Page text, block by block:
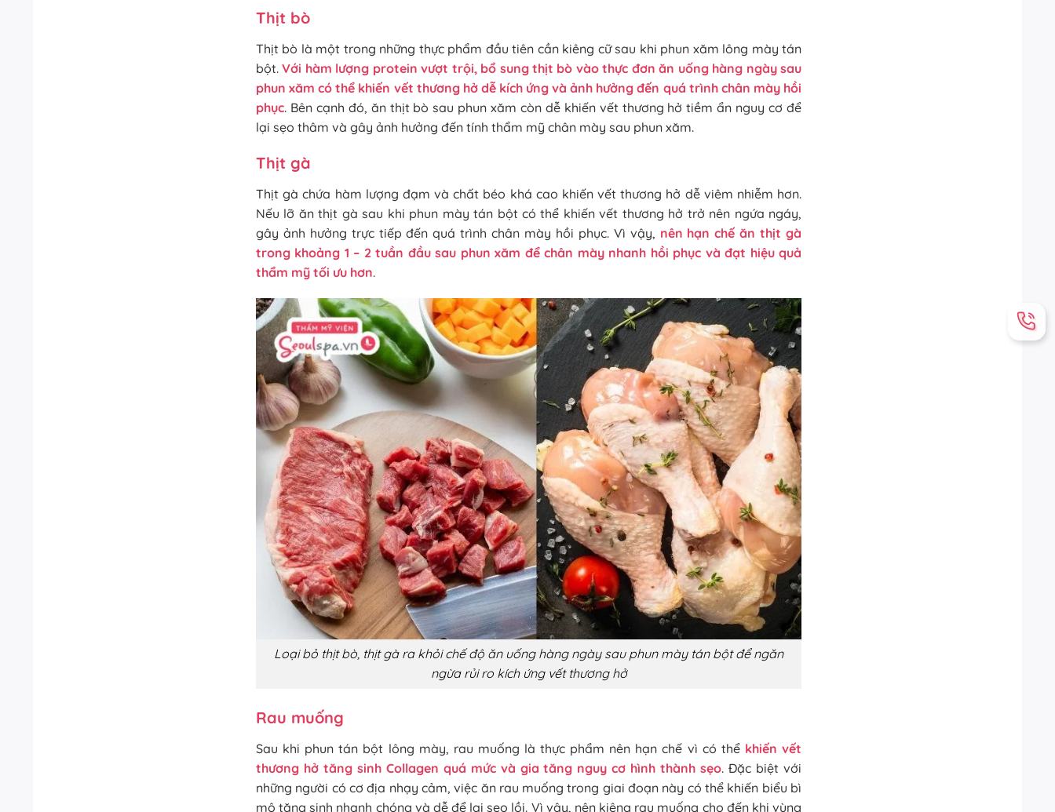
Thịt bò
Thịt bò là một trong những thực phẩm đầu tiên cần kiêng cữ sau khi phun xăm lông mày tán
bột.Với hàm lượng protein vượt trội, bổ sung thịt bò vào thực đơn ăn uống hàng ngày sau
phun xăm có thể khiến vết thương hở dễ kích ứng và ảnh hưởng đến quá trình chân mày hồi
phục. Bên cạnh đó, ăn thịt bò sau phun xăm còn dễ khiến vết thương hở tiềm ẩn nguy cơ để
lại sẹo thâm và gây ảnh hưởng đến tính thẩm mỹ chân mày sau phun xăm.
Thịt gà
Thịt gà chứa hàm lượng đạm và chất béo khá cao khiến vết thương hở dễ viêm nhiễm hơn.
Nếu lỡ ăn thịt gà sau khi phun mày tán bột có thể khiến vết thương hở trở nên ngứa ngáy,
gây ảnh hưởng trực tiếp đến quá trình chân mày hồi phục. Vì vậy, nên hạn chế ăn thịt gà
trong khoảng 1 – 2 tuần đầu sau phun xăm để chân mày nhanh hồi phục và đạt hiệu quả
thẩm mỹ tối ưu hơn.
Loại bỏ thịt bò, thịt gà ra khỏi chế độ ăn uống hàng ngày sau phun mày tán bột để ngăn
ngừa rủi ro kích ứng vết thương hở
Rau muống
Sau khi phun tán bột lông mày, rau muống là thực phẩm nên hạn chế vì có thể khiến vết
thương hở tăng sinh Collagen quá mức và gia tăng nguy cơ hình thành sẹo. Đặc biệt với
những người có cơ địa nhạy cảm, việc ăn rau muống trong giai đoạn này có thể khiến biểu bì
mô tăng sinh nhanh chóng và dễ để lại sẹo lồi. Vì vậy, nên kiêng rau muống cho đến khi vùng